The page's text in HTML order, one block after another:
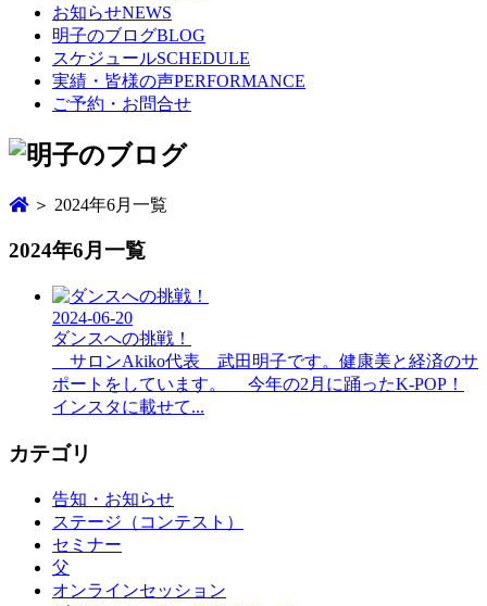
お知らせNEWS
明子のブログBLOG
スケジュールSCHEDULE
実績・皆様の声PERFORMANCE
ご予約・お問合せ
＞ 2024年6月一覧
2024年6月一覧
2024-06-20
ダンスへの挑戦！
サロンAkiko代表 武田明子です。健康美と経済のサ
ポートをしています。 今年の2月に踊ったK-POP！
インスタに載せて...
カテゴリ
告知・お知らせ
ステージ（コンテスト）
セミナー
父
オンラインセッション